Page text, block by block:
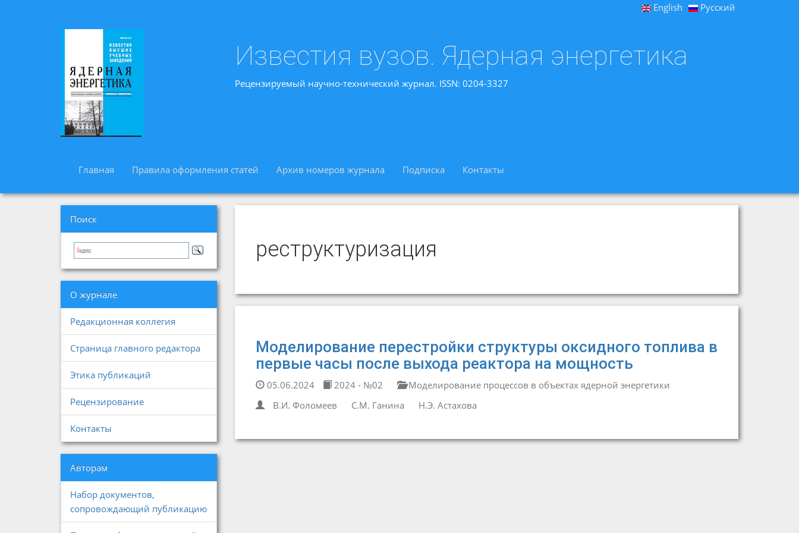
English Русский
Известия вузов. Ядерная энергетика
Рецензируемый научно-технический журнал. ISSN: 0204-3327
Главная Правила оформления статей Архив номеров журнала Подписка Контакты
Поиск
О журнале
Редакционная коллегия
Страница главного редактора
Этика публикаций
Рецензирование
Контакты
Авторам
Набор документов,
сопровождающий публикацию
реструктуризация
Моделирование перестройки структуры оксидного топлива в
первые часы после выхода реактора на мощность
05.06.2024 2024 - №02
Моделирование процессов в объектах ядерной энергетики
В.И. Фоломеев
С.М. Ганина Н.Э. Астахова